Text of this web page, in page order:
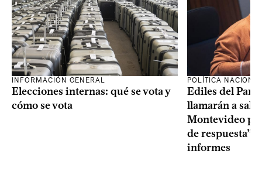
INFORMACIÓN GENERAL
Elecciones internas: qué se vota y
cómo se vota
POLÍTICA
Ediles del
llamarán a sala
Montevideo
de respuesta”
informes